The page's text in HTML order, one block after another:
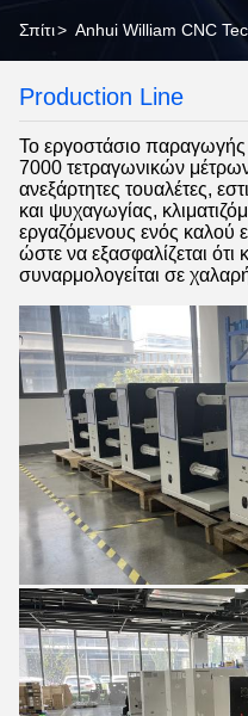
Σπίτι>
Production Line
Το εργοστάσιο παραγωγής
7000 τετραγωνικών
ανεξάρτητες τουαλέτες,
και ψυχαγωγίας,
εργαζόμενους ενός καλού
ώστε να εξασφαλίζεται ότι
συναρμολογείται σε